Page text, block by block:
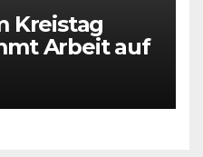
Kreistag
Arbeit auf